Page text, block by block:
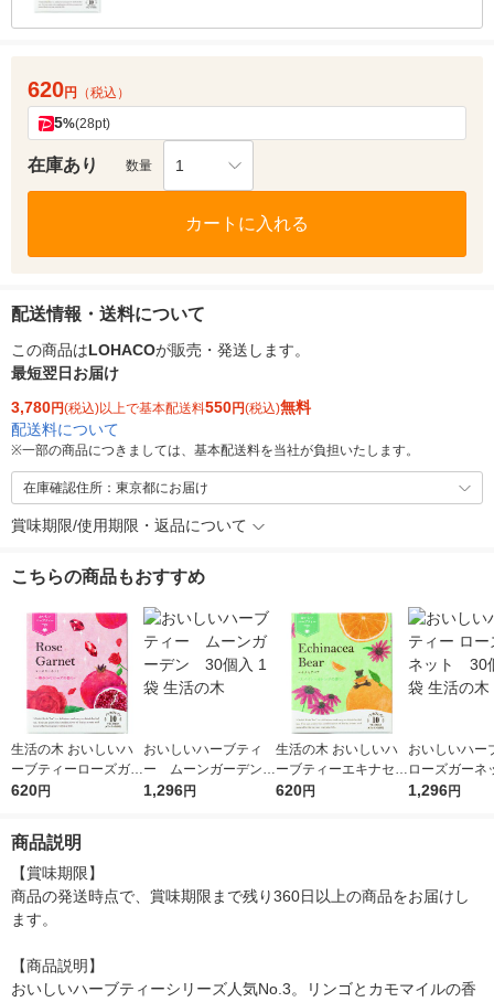
620円 （税込）
5%(28pt)
在庫あり 数量 1
カートに入れる
配送情報・送料について
この商品はLOHACOが販売・発送します。
最短翌日お届け
3,780円(税込)以上で基本配送料550円(税込)無料
配送料について
※一部の商品につきましては、基本配送料を当社が負担いたします。
在庫確認住所：東京都にお届け
賞味期限/使用期限・返品について
こちらの商品もおすすめ
生活の木 おいしいハ
ーブティーローズガー
ネット 1箱（10ヶ入）
620円
おいしいハーブティ
ー ムーンガーデン
30個入 1袋 生活の木
1,296円
生活の木 おいしいハ
ーブティーエキナセア
ベア 1箱（10ヶ入）
620円
おいしいハー
ローズガー
0個入 1袋 生
1,296円
商品説明
【賞味期限】
商品の発送時点で、賞味期限まで残り360日以上の商品をお届けし
ます。
【商品説明】
おいしいハーブティーシリーズ人気No.3。リンゴとカモマイルの香